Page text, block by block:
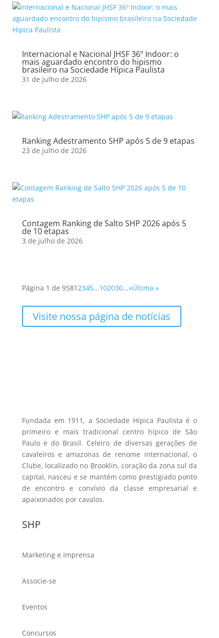
Internacional e Nacional JHSF 36º Indoor: o
mais aguardado encontro do hipismo
brasileiro na Sociedade Hípica Paulista
31 de julho de 2026
Ranking Adestramento SHP após 5 de 9 etapas
23 de julho de 2026
Contagem Ranking de Salto SHP 2026 após 5
de 10 etapas
3 de julho de 2026
Página 1 de 95812345...102030...»Última »
Visite nossa página de notícias
Fundada em 1911, a Sociedade Hípica Paulista é o
primeiro e mais tradicional centro hípico de São
Paulo e do Brasil. Celeiro de diversas gerações de
cavaleiros e amazonas de renome internacional, o
Clube, localizado no Brooklin, coração da zona sul da
capital, nasceu e se mantém como prestigiado ponto
de encontro e convívio da classe empresarial e
apaixonados por cavalos.
SHP
Marketing e Imprensa
Associe-se
Eventos
Concursos